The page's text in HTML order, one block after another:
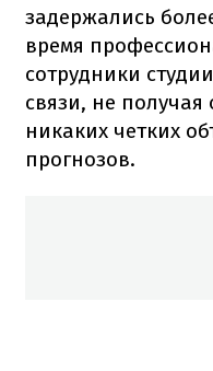
задержались
время
сотрудники
связи, не получая
никаких четких
прогнозов.